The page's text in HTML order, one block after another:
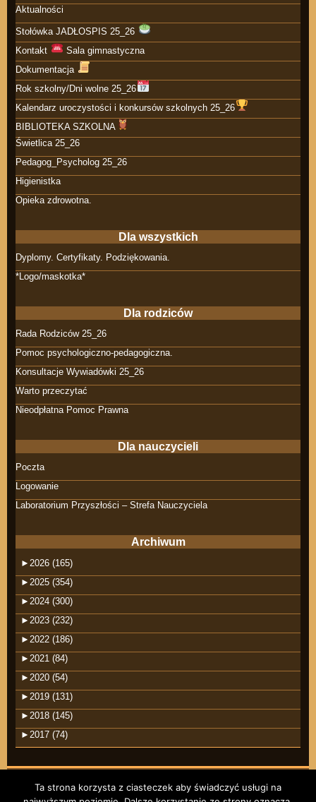
Aktualności
Stołówka JADŁOSPIS 25_26
Kontakt
Sala gimnastyczna
Dokumentacja
Rok szkolny/Dni wolne 25_26
Kalendarz uroczystości i konkursów szkolnych 25_26
BIBLIOTEKA SZKOLNA
Świetlica 25_26
Pedagog_Psycholog 25_26
Higienistka
Opieka zdrowotna.
Dla wszystkich
Dyplomy. Certyfikaty. Podziękowania.
*Logo/maskotka*
Dla rodziców
Rada Rodziców 25_26
Pomoc psychologiczno-pedagogiczna.
Konsultacje Wywiadówki 25_26
Warto przeczytać
Nieodpłatna Pomoc Prawna
Dla nauczycieli
Poczta
Logowanie
Laboratorium Przyszłości – Strefa Nauczyciela
Archiwum
► 2026 (165)
► 2025 (354)
► 2024 (300)
► 2023 (232)
► 2022 (186)
► 2021 (84)
► 2020 (54)
► 2019 (131)
► 2018 (145)
► 2017 (74)
Ta strona korzysta z ciasteczek aby świadczyć usługi na